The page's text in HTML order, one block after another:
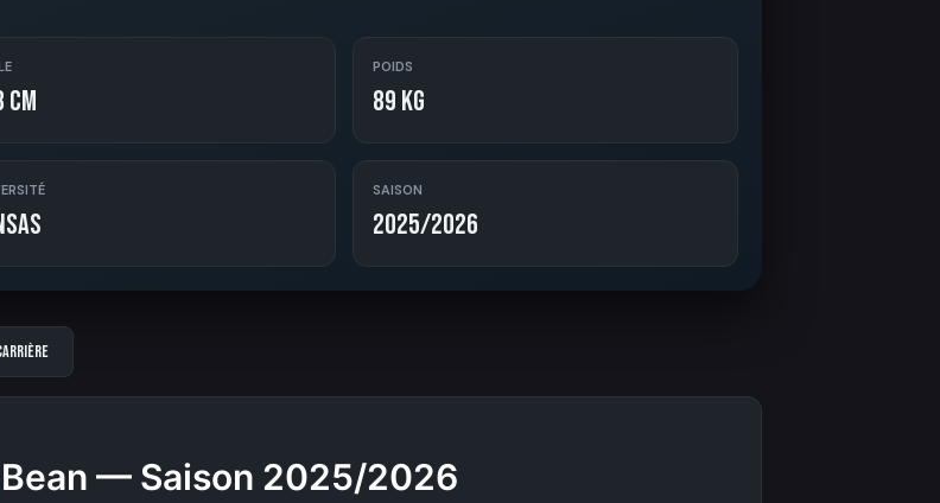
cm
POIDS
89 kg
SAISON
2025/2026
— Saison 2025/2026